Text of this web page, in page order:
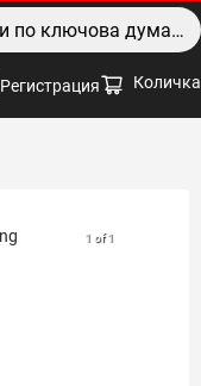
Регистрация Количка
1 of 1